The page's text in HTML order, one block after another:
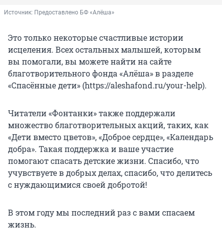
Источник: Предоставлено БФ «Алёша»
Это только некоторые счастливые истории
исцеления. Всех остальных малышей, которым
вы помогали, вы можете найти на сайте
благотворительного фонда «Алёша» в разделе
«Спасённые дети» (https://aleshafond.ru/your-help).
Читатели «Фонтанки» также поддержали
множество благотворительных акций, таких, как
«Дети вместо цветов», «Доброе сердце», «Календарь
добра». Такая поддержка и ваше участие
помогают спасать детские жизни. Спасибо, что
учувствуете в добрых делах, спасибо, что делитесь
с нуждающимися своей добротой!
В этом году мы последний раз с вами спасаем
жизнь.